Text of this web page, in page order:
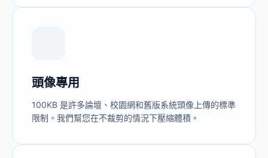
頭像專用
100KB 是許多論壇、校園網和舊版系統頭像上傳的標準
限制。我們幫您在不裁剪的情況下壓縮體積。